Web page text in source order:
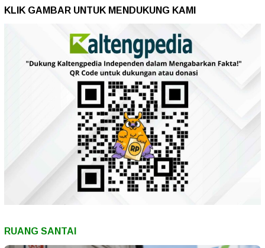
KLIK GAMBAR UNTUK MENDUKUNG KAMI
RUANG SANTAI